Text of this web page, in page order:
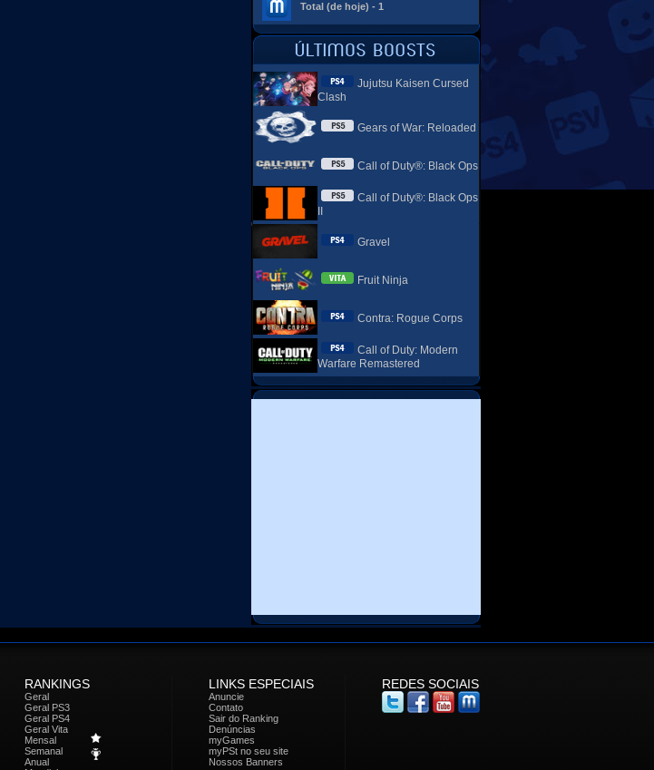
Total (de hoje) - 1
Jujutsu Kaisen Cursed
Clash
Gears of War: Reloaded
Call of Duty®: Black Ops
Call of Duty®: Black Ops
Gravel
Fruit Ninja
Contra: Rogue Corps
Call of Duty: Modern
Warfare Remastered
RANKINGS LINKS ESPECIAIS REDES SOCIAIS
Geral
Geral PS3
Geral PS4
Geral Vita
Mensal
Semanal
Anual
Anuncie
Contato
Sair do Ranking
Denúncias
myGames
myPSt no seu site
Nossos Banners